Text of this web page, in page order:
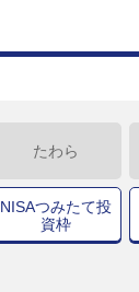
たわら
NISAつみたて投
資枠